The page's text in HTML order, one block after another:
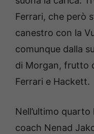
Ferrari, che però
canestro con la
comunque dalla
di Morgan, frutto
Ferrari e Hackett.
Nell’ultimo quarto
coach Nenad